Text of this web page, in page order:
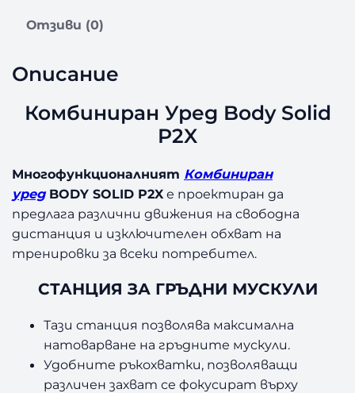
н
е
B
S
o
l
i
d
Отзиви (0)
Описание
Комбиниран Уред Body Solid
P2X
Многофункционалният Комбиниран
уред BODY SOLID P2X е проектиран да
предлага различни движения на свободна
дистанция и изключителен обхват на
тренировки за всеки потребител.
СТАНЦИЯ ЗА ГРЪДНИ МУСКУЛИ
Тази станция позволява максимална
натоварване на гръдните мускули.
Удобните ръкохватки, позволяващи
различен захват се фокусират върху